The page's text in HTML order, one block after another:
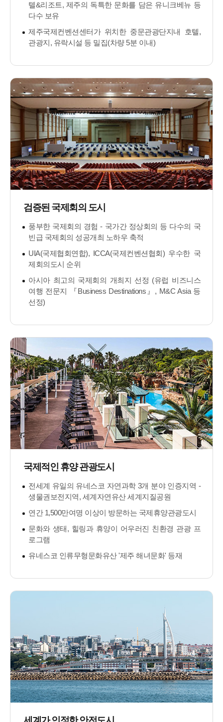
텔&리조트, 제주의 독특한 문화를 담은 유니크베뉴 등
다수 보유
제주국제컨벤션센터가 위치한 중문관광단지내 호텔,
관광지, 유락시설 등 밀집(차량 5분 이내)
검증된 국제회의 도시
풍부한 국제회의 경험 - 국가간 정상회의 등 다수의 국
빈급 국제회의 성공개최 노하우 축적
UIA(국제협회연합), ICCA(국제컨벤션협회) 우수한 국
제회의도시 순위
아시아 최고의 국제회의 개최지 선정 (유럽 비즈니스
여행 전문지 『Business Destinations』, M&C Asia 등
선정)
국제적인 휴양 관광도시
전세계 유일의 유네스코 자연과학 3개 분야 인증지역 -
생물권보전지역, 세계자연유산 세계지질공원
연간 1,500만여명 이상이 방문하는 국제휴양관광도시
문화와 생태, 힐링과 휴양이 어우러진 친환경 관광 프
로그램
유네스코 인류무형문화유산 '제주 해녀문화' 등재